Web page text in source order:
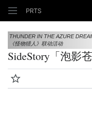
PRTS
THUNDER IN THE AZURE
《怪物猎人》联动活动
SideStory「泡影苍
监视